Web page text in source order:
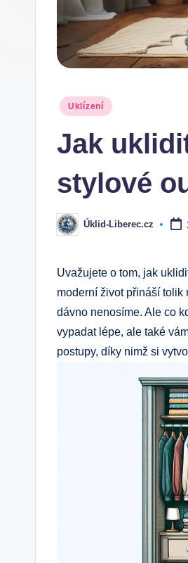
Posted
Uklízení
Jak
stylové
Posted
by
Úklid-Liberec.cz
Uvažujete o tom, jak
moderní život přináší tolik
dávno nenosíme. Ale co
vypadat lépe, ale také
postupy, díky nimž si